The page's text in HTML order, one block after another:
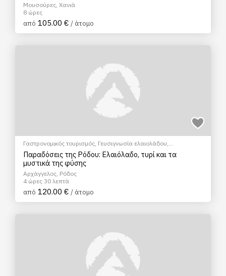
Μουσούρες, Χανιά
8 ώρες
από 105.00 € / άτομο
Γαστρονομικός τουρισμός, Γευσιγνωσία ελαιολάδου,
EcoΠεριηγήση
Σεμινάρια & Μαθήματα
Παραδόσεις της Ρόδου: Ελαιόλαδο, τυρί και τα
μυστικά της φύσης
Αρχάγγελος, Ρόδος
4 ώρες 30 λεπτά
από 120.00 € / άτομο